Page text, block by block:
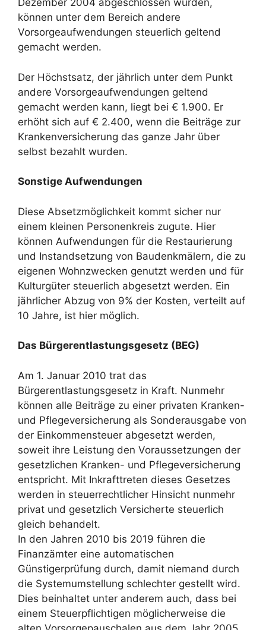
Dezember 2004 abgeschlossen wurden,
können unter dem Bereich andere
Vorsorgeaufwendungen steuerlich geltend
gemacht werden.
Der Höchstsatz, der jährlich unter dem Punkt
andere Vorsorgeaufwendungen geltend
gemacht werden kann, liegt bei € 1.900. Er
erhöht sich auf € 2.400, wenn die Beiträge zur
Krankenversicherung das ganze Jahr über
selbst bezahlt wurden.
Sonstige Aufwendungen
Diese Absetzmöglichkeit kommt sicher nur
einem kleinen Personenkreis zugute. Hier
können Aufwendungen für die Restaurierung
und Instandsetzung von Baudenkmälern, die zu
eigenen Wohnzwecken genutzt werden und für
Kulturgüter steuerlich abgesetzt werden. Ein
jährlicher Abzug von 9% der Kosten, verteilt auf
10 Jahre, ist hier möglich.
Das Bürgerentlastungsgesetz (BEG)
Am 1. Januar 2010 trat das
Bürgerentlastungsgesetz in Kraft. Nunmehr
können alle Beiträge zu einer privaten Kranken-
und Pflegeversicherung als Sonderausgabe von
der Einkommensteuer abgesetzt werden,
soweit ihre Leistung den Voraussetzungen der
gesetzlichen Kranken- und Pflegeversicherung
entspricht. Mit Inkrafttreten dieses Gesetzes
werden in steuerrechtlicher Hinsicht nunmehr
privat und gesetzlich Versicherte steuerlich
gleich behandelt.
In den Jahren 2010 bis 2019 führen die
Finanzämter eine automatischen
Günstigerprüfung durch, damit niemand durch
die Systemumstellung schlechter gestellt wird.
Dies beinhaltet unter anderem auch, dass bei
einem Steuerpflichtigen möglicherweise die